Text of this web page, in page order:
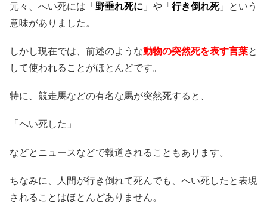
元々、へい死には「 野垂れ死に 」や「 行き倒れ死」という
意味がありました。
しかし現在では、前述のような動物の突然死を表す言葉と
して使われることがほとんどです。
特に、競走馬などの有名な馬が突然死すると、
「へい死した」
などとニュースなどで報道されることもあります。
ちなみに、人間が行き倒れて死んでも、へい死したと表現
されることはほとんどありません。